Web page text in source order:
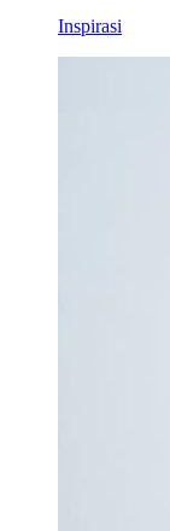
Inspirasi